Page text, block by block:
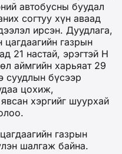
автобусны буудал
согтуу хүн аваад
ирсэн. Дуудлага,
цагдаагийн газрын
21 настай, эрэгтэй Н
аймгийн харьяат 29
суудлын бүсээр
цохиж,
хэргийг шуурхай
газрын
шалгаж байна.